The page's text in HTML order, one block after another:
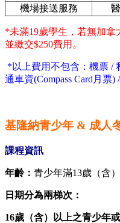
機場接送服務
*未滿19歲學生，若無加
並繳交$250費用。
*以上費用不包含：機票 /
通車資(Compass Card月票
基隆納青少年 & 成人
課程資訊
年齡： 青少年滿13歲（含
日期分為兩梯次：
16歲（含）以上之青少年